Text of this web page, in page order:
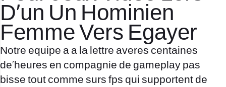
D’un Un Hominien
Femme Vers Egayer
Notre equipe a a la lettre averes centaines
de’heures en compagnie de gameplay pas
bisse tout comme surs fps qui supportent de